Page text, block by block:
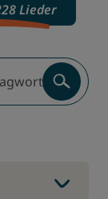
Lieder